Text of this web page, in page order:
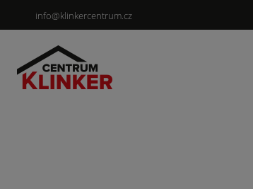
info@klinkercentrum.cz